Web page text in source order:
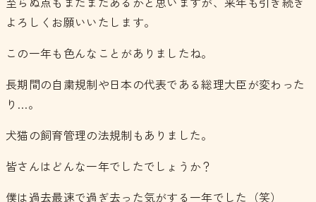
よろしくお願いいたします。
この一年も色んなことがありましたね。
長期間の自粛規制や日本の代表である総理大臣が変わった
り…。
犬猫の飼育管理の法規制もありました。
皆さんはどんな一年でしたでしょうか？
僕は過去最速で過ぎ去った気がする一年でした（笑）